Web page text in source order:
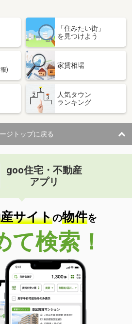
「住みたい街」
を見つけよう
)
家賃相場
人気タウン
ランキング
ジトップに戻る
goo住宅・不動産
アプリ
サイトの物件を
て検索！